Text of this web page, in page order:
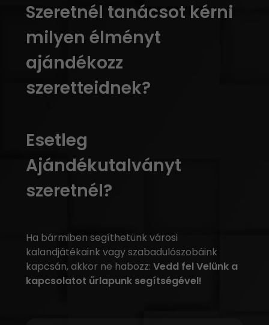
Szeretnél tanácsot kérni
milyen élményt
ajándékozz
szeretteidnek?
Esetleg
Ajándékutalványt
szeretnél?
Ha bármiben segíthetünk városi
kalandjátékaink vagy szabadulószobáink
kapcsán, akkor ne habozz: Vedd fel Velünk a
kapcsolatot űrlapunk segítségével!